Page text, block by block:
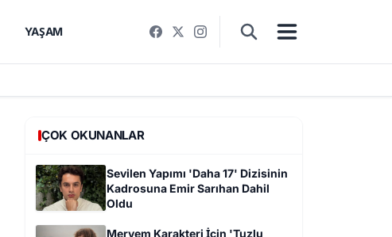
YAŞAM
ÇOK OKUNANLAR
Sevilen Yapımı 'Daha 17' Dizisinin
Kadrosuna Emir Sarıhan Dahil
Oldu
Meryem Karakteri İçin 'Tuzlu